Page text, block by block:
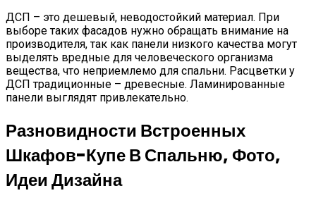
ДСП – это дешевый, неводостойкий материал. При
выборе таких фасадов нужно обращать внимание на
производителя, так как панели низкого качества могут
выделять вредные для человеческого организма
вещества, что неприемлемо для спальни. Расцветки у
ДСП традиционные – древесные. Ламинированные
панели выглядят привлекательно.
Разновидности Встроенных
Шкафов-Купе В Спальню, Фото,
Идеи Дизайна